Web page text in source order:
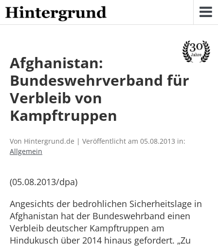
Skip
to
content
Afghanistan:
Bundeswehrverband für
Verbleib von
Kampftruppen
Von Hintergrund.de | Veröffentlicht am 05.08.2013 in:
Allgemein
(05.08.2013/dpa)
Angesichts der bedrohlichen Sicherheitslage in
Afghanistan hat der Bundeswehrband einen
Verbleib deutscher Kampftruppen am
Hindukusch über 2014 hinaus gefordert. „Zu